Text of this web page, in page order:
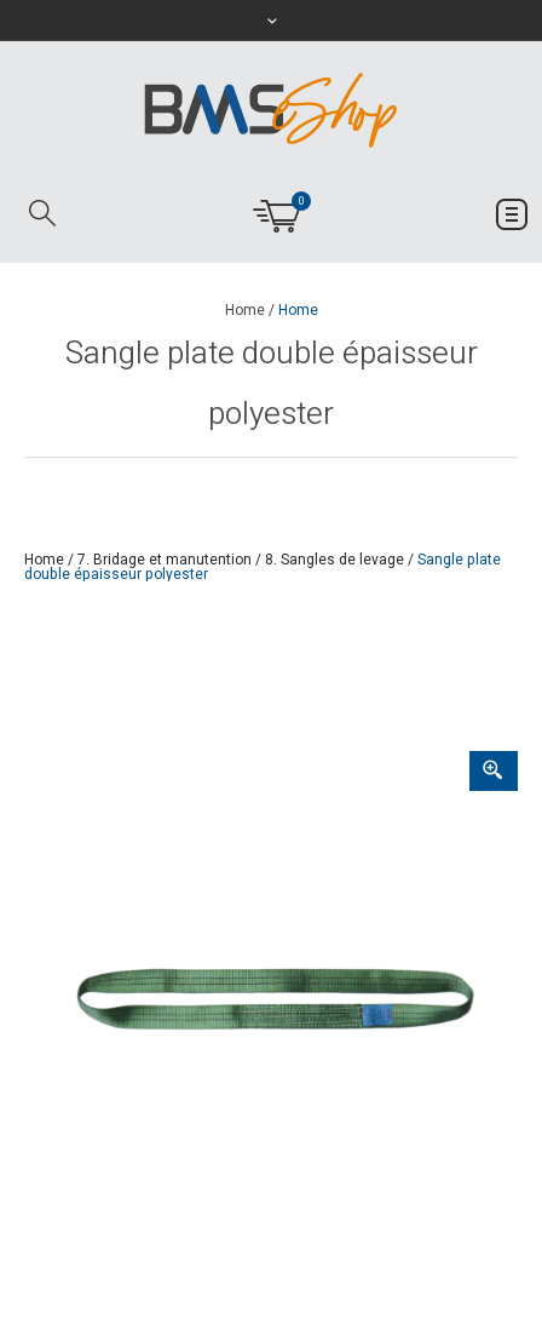
0
Home/Home
Sangle plate double épaisseur
polyester
Home/7. Bridage et manutention /8. Sangles de levage/Sangle plate
double épaisseur polyester